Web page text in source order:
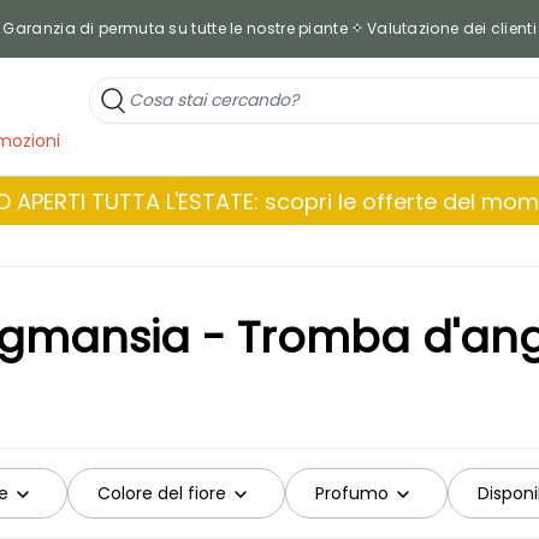
Garanzia di permuta su tutte le nostre piante Valutazione dei
APERTI TUTTA L'ESTATE: scopri le offerte del
- Tromba
Colore del fiore Profumo